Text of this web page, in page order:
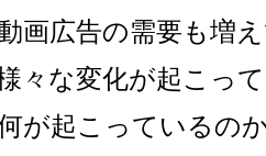
画広告の需要も増
々な変化が起こっ
が起こっているの